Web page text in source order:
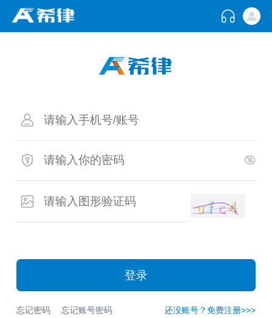
登录
忘记密码 忘记账号密码 还没账号？免费注册>>>